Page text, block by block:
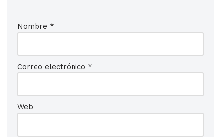
Nombre *
Correo electrónico *
Web